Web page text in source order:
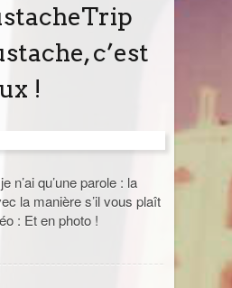
c’est
!
n’ai qu’une parole : la
la manière s’il vous plaît
: Et en photo !